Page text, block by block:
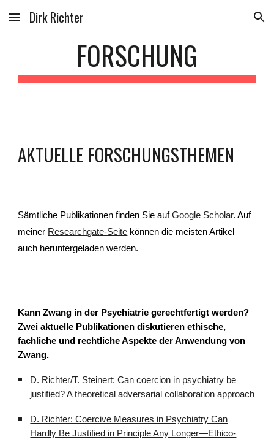
Skip to main content Skip to navigation
Dirk Richter
FORSCHUNG
AKTUELLE FORSCHUNGSTHEMEN
Sämtliche Publikationen finden Sie auf Google Scholar. Auf
meiner Researchgate-Seite können die meisten Artikel
auch heruntergeladen werden.
Kann Zwang in der Psychiatrie gerechtfertigt werden?
Zwei aktuelle Publikationen diskutieren ethische,
fachliche und rechtliche Aspekte der Anwendung von
Zwang.
D. Richter/T. Steinert: Can coercion in psychiatry be
justified? A theoretical adversarial collaboration approach
D. Richter: Coercive Measures in Psychiatry Can
Hardly Be Justified in Principle Any Longer—Ethico-